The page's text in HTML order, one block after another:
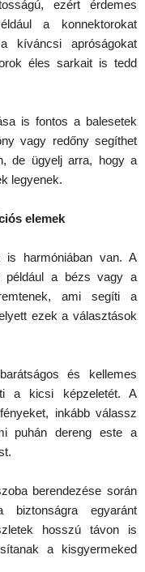
ezért érdemes
a konnektorokat
kíváncsi apróságokat
éles sarkait is tedd
is fontos a balesetek
vagy redőny segíthet
de ügyelj arra, hogy a
legyenek.
elemek
harmóniában van. A
például a bézs vagy a
ami segíti a
ezek a választások
és kellemes
a kicsi képzeletét. A
inkább válassz
puhán dereng este a
berendezése során
egyaránt
hosszú távon is
a kisgyermeked